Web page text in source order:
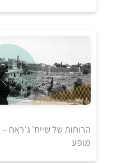
0
למידע ולרכישה
הרוחות של שייח' ג'ראח –
מופע